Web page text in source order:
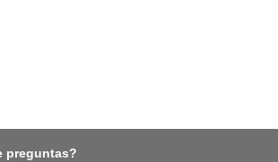
preguntas?